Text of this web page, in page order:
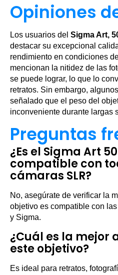
Opiniones
Los usuarios del Sigma Art,
destacar su excepcional
rendimiento en condiciones
mencionan la nitidez de las
se puede lograr, lo que lo
retratos. Sin embargo,
señalado que el peso del
inconveniente durante largas
Preguntas
¿Es el Sigma Art
compatible con
cámaras SLR?
No, asegúrate de verificar la
objetivo es compatible con
y Sigma.
¿Cuál es la mejor
este objetivo?
Es ideal para retratos,